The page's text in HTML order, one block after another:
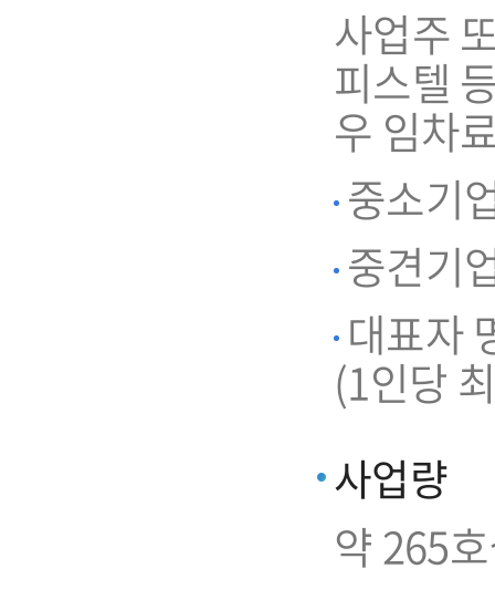
사업주
피스텔
우 임차
중소기
중견기
대표자
(1인당
사업량
약 265